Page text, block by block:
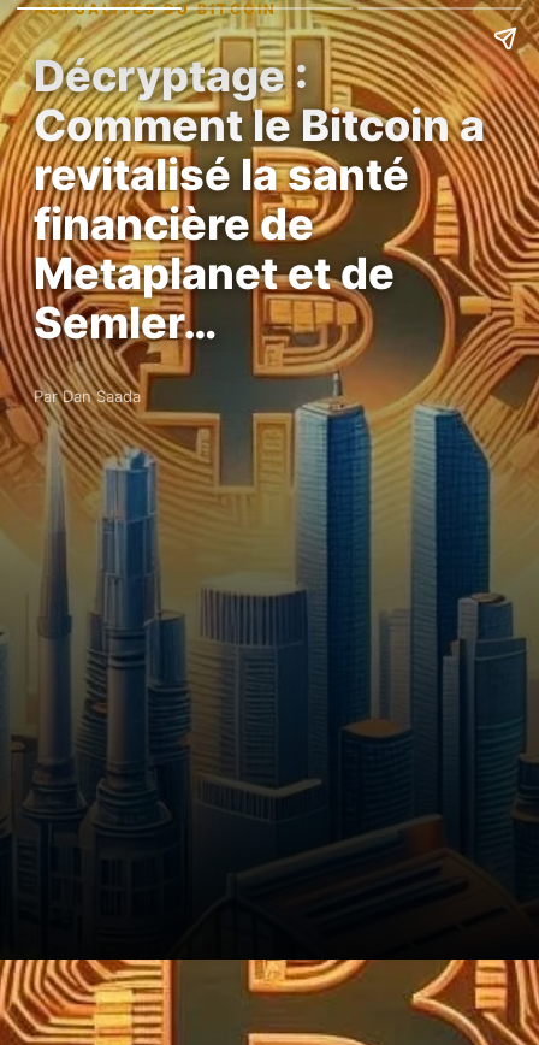
ACTUALITÉS DU BITCOIN
Décryptage :
Comment le Bitcoin a
revitalisé la santé
financière de
Metaplanet et de
Semler…
Par Dan Saada